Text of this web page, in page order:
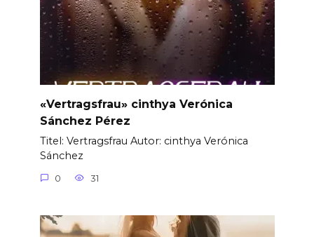
«Vertragsfrau» cinthya Verónica
Sánchez Pérez
Titel: Vertragsfrau Autor: cinthya Verónica
Sánchez
0 31